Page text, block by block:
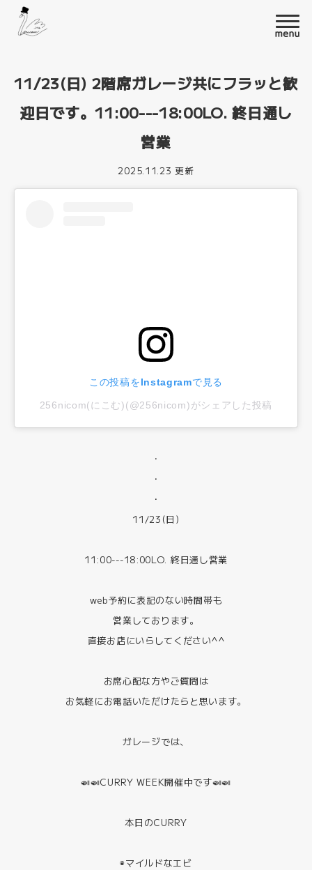
11/23(日) 2階席ガレージ共にフラッと歓
迎日です。11:00---18:00LO. 終日通し
営業
2025.11.23 更新
この投稿をInstagramで見る
256nicom(にこむ)(@256nicom)がシェアした投稿
・
・
・
11/23(日)
11:00---18:00LO. 終日通し営業
web予約に表記のない時間帯も
営業しております。
直接お店にいらしてください^^
お席心配な方やご質問は
お気軽にお電話いただけたらと思います。
ガレージでは、
🍛🍛CURRY WEEK開催中です🍛🍛
本日のCURRY
◉マイルドなエビ